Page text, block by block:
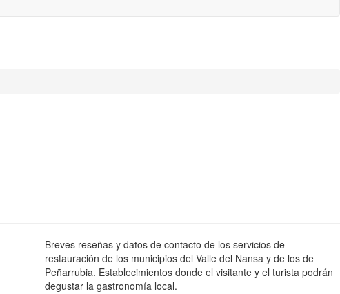
Breves reseñas y datos de contacto de los servicios de
restauración de los municipios del Valle del Nansa y de los de
Peñarrubia. Establecimientos donde el visitante y el turista podrán
degustar la gastronomía local.